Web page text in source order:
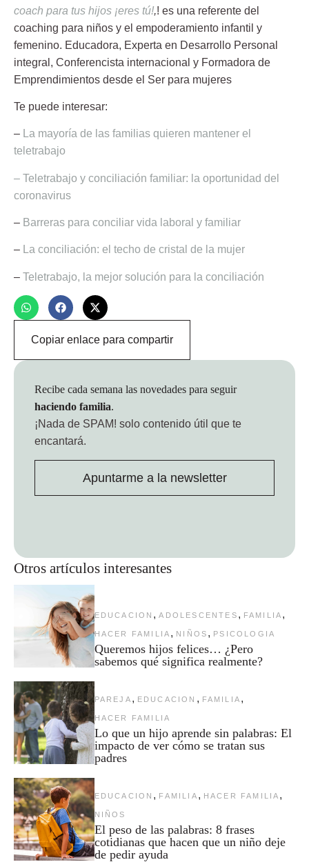
coach para tus hijos ¡eres tú!,! es una referente del
coaching para niños y el empoderamiento infantil y
femenino. Educadora, Experta en Desarrollo Personal
integral, Conferencista internacional y Formadora de
Emprendimientos desde el Ser para mujeres
Te puede interesar:
–
La mayoría de las familias quieren mantener el
teletrabajo
– Teletrabajo y conciliación familiar: la oportunidad del
coronavirus
– Barreras para conciliar vida laboral y familiar
– La conciliación: el techo de cristal de la mujer
– Teletrabajo, la mejor solución para la conciliación
Copiar enlace para compartir
Otros artículos interesantes
EDUCACION , ADOLESCENTES , FAMILIA ,
HACER FAMILIA , NIÑOS , PSICOLOGIA
Queremos hijos felices… ¿Pero
sabemos qué significa realmente?
PAREJA , EDUCACION , FAMILIA ,
HACER FAMILIA
Lo que un hijo aprende sin palabras: El
impacto de ver cómo se tratan sus
padres
EDUCACION , FAMILIA , HACER FAMILIA ,
NIÑOS
El peso de las palabras: 8 frases
cotidianas que hacen que un niño deje
de pedir ayuda
Recibe cada semana las novedades para seguir
haciendo familia.
¡Nada de SPAM! solo contenido útil que te
encantará.
Apuntarme a la newsletter